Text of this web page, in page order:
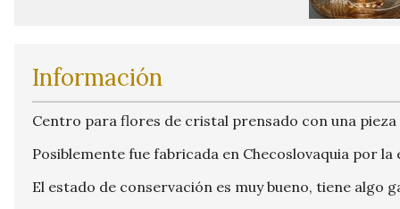
Información
Centro para flores de cristal prensado con una
Posiblemente fue fabricada en Checoslovaquia por
El estado de conservación es muy bueno, tiene algo